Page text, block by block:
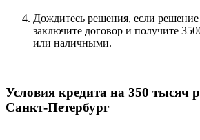
Дождитесь решения, если
заключите договор и получите
или наличными.
Условия кредита на 350 тысяч
Санкт-Петербург